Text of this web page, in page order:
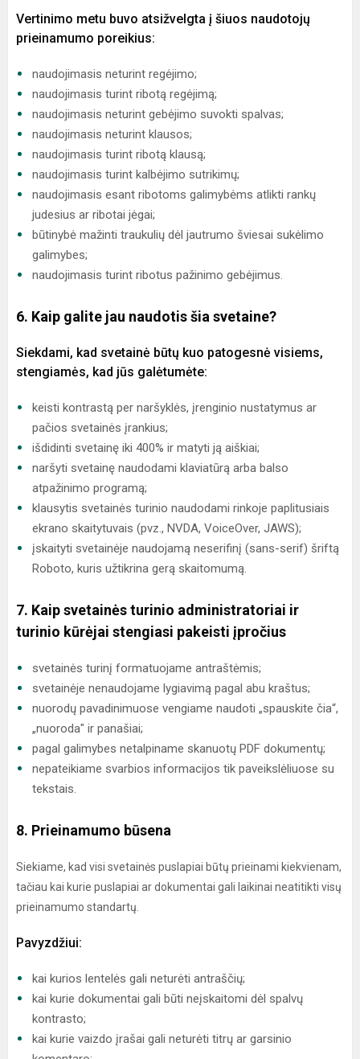
Vertinimo metu buvo atsižvelgta į šiuos naudotojų
prieinamumo poreikius:
naudojimasis neturint regėjimo;
naudojimasis turint ribotą regėjimą;
naudojimasis neturint gebėjimo suvokti spalvas;
naudojimasis neturint klausos;
naudojimasis turint ribotą klausą;
naudojimasis turint kalbėjimo sutrikimų;
naudojimasis esant ribotoms galimybėms atlikti rankų
judesius ar ribotai jėgai;
būtinybė mažinti traukulių dėl jautrumo šviesai sukėlimo
galimybes;
naudojimasis turint ribotus pažinimo gebėjimus.
6. Kaip galite jau naudotis šia svetaine?
Siekdami, kad svetainė būtų kuo patogesnė visiems,
stengiamės, kad jūs galėtumėte:
keisti kontrastą per naršyklės, įrenginio nustatymus ar
pačios svetainės įrankius;
išdidinti svetainę iki 400% ir matyti ją aiškiai;
naršyti svetainę naudodami klaviatūrą arba balso
atpažinimo programą;
klausytis svetainės turinio naudodami rinkoje paplitusiais
ekrano skaitytuvais (pvz., NVDA, VoiceOver, JAWS);
įskaityti svetainėje naudojamą neserifinį (sans-serif) šriftą
Roboto, kuris užtikrina gerą skaitomumą.
7. Kaip svetainės turinio administratoriai ir
turinio kūrėjai stengiasi pakeisti įpročius
svetainės turinį formatuojame antraštėmis;
svetainėje nenaudojame lygiavimą pagal abu kraštus;
nuorodų pavadinimuose vengiame naudoti „spauskite čia“,
„nuoroda" ir panašiai;
pagal galimybes netalpiname skanuotų PDF dokumentų;
nepateikiame svarbios informacijos tik paveikslėliuose su
tekstais.
8. Prieinamumo būsena
Siekiame, kad visi svetainės puslapiai būtų prieinami kiekvienam,
tačiau kai kurie puslapiai ar dokumentai gali laikinai neatitikti visų
prieinamumo standartų.
Pavyzdžiui:
kai kurios lentelės gali neturėti antraščių;
kai kurie dokumentai gali būti neįskaitomi dėl spalvų
kontrasto;
kai kurie vaizdo įrašai gali neturėti titrų ar garsinio